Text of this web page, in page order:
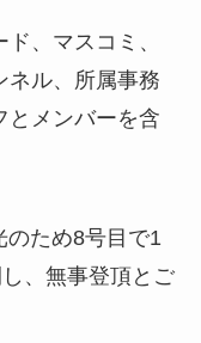
、マスコミ、
ネル、所属事務
とメンバーを含
のため8号目で1
、無事登頂とご